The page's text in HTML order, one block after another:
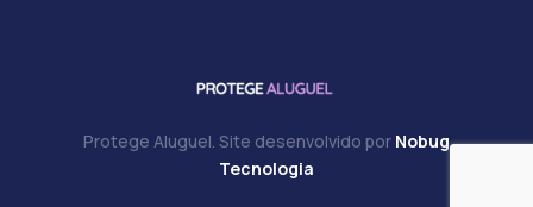
Protege Aluguel. Site desenvolvido por Nobug
Tecnologia
Cadastre-se